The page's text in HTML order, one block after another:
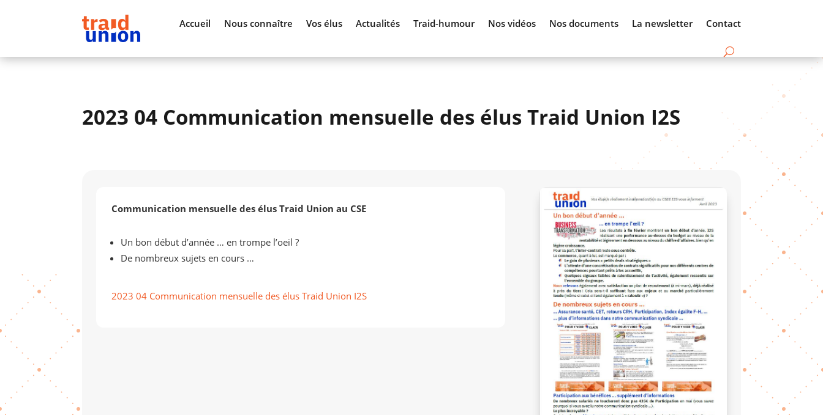
Accueil Nous connaître Vos élus Actualités Traid-humour Nos vidéos Nos documents La newsletter Contact
2023 04 Communication mensuelle des élus Traid Union I2S
Communication mensuelle des élus Traid Union au CSE
Un bon début d’année … en trompe l’oeil ?
De nombreux sujets en cours …
2023 04 Communication mensuelle des élus Traid Union I2S